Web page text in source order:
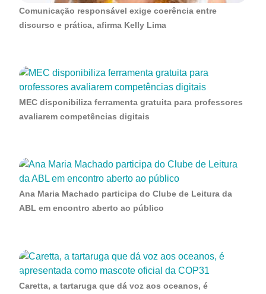
Comunicação responsável exige coerência entre
discurso e prática, afirma Kelly Lima
MEC disponibiliza ferramenta gratuita para professores
avaliarem competências digitais
Ana Maria Machado participa do Clube de Leitura da
ABL em encontro aberto ao público
Caretta, a tartaruga que dá voz aos oceanos, é